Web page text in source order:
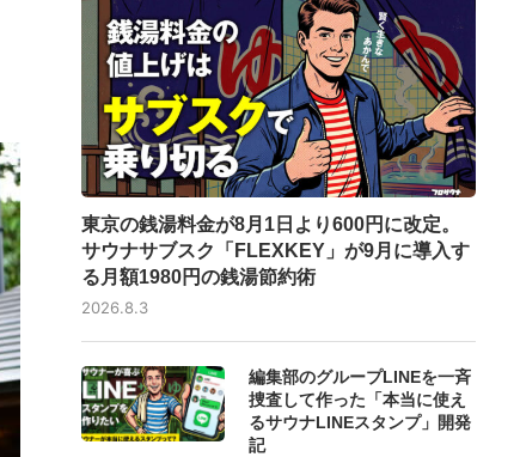
東京の銭湯料金が8月1日より600円に改定。
サウナサブスク「FLEXKEY」が9月に導入す
る月額1980円の銭湯節約術
2026.8.3
編集部のグループLINEを一斉
捜査して作った「本当に使え
るサウナLINEスタンプ」開発
記